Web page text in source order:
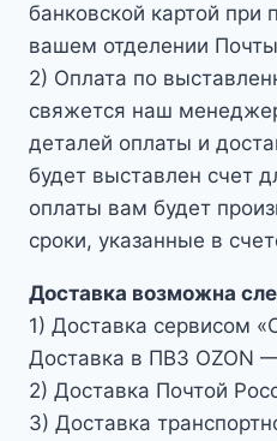
банковской картой при
вашем отделении
2) Оплата по
свяжется наш
деталей оплаты и
будет выставлен счет
оплаты вам будет
сроки, указанные в
Доставка возможна
1) Доставка сервисом
Доставка в ПВЗ OZON
2) Доставка Почтой
3) Доставка